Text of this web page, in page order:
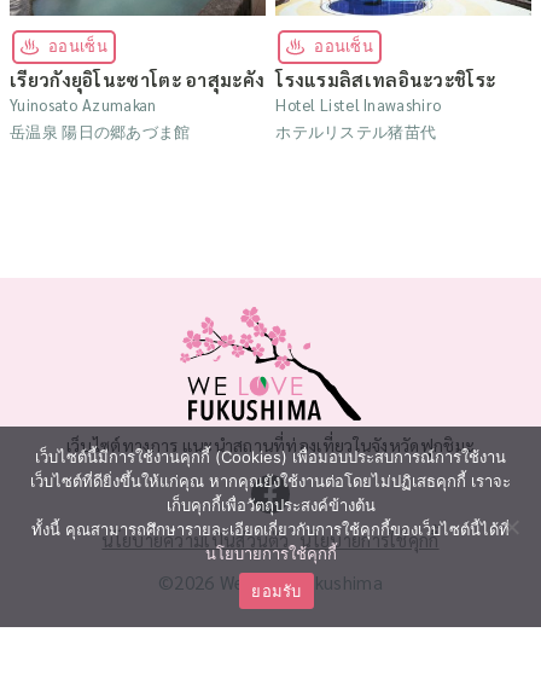
ออนเซ็น
เรียวกังยุอิโนะซาโตะ อาสุมะคัง
Yuinosato Azumakan
岳温泉 陽日の郷あづま館
ออนเซ็น
โรงแรมลิสเทลอินะวะชิโระ
Hotel Listel Inawashiro
ホテルリステル猪苗代
เว็บไซต์ทางการ แนะนำสถานที่ท่องเที่ยวในจังหวัดฟุกุชิมะ
นโยบายความเป็นส่วนตัว นโยบายการใช้คุกกี้
©2026 We Love Fukushima
เว็บไซต์นี้มีการใช้งานคุกกี้ (Cookies) เพื่อมอบประสบการณ์การใช้งาน
เว็บไซต์ที่ดียิ่งขึ้นให้แก่คุณ หากคุณยังใช้งานต่อโดยไม่ปฏิเสธคุกกี้ เราจะ
เก็บคุกกี้เพื่อวัตถุประสงค์ข้างต้น
ทั้งนี้ คุณสามารถศึกษารายละเอียดเกี่ยวกับการใช้คุกกี้ของเว็บไซต์นี้ได้ที่
นโยบายการใช้คุกกี้
ยอมรับ